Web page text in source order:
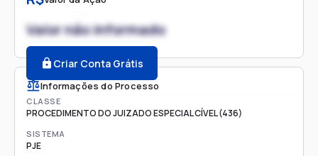
Valor não informado
Criar Conta Grátis
Informações do Processo
CLASSE
PROCEDIMENTO DO JUIZADO ESPECIAL CÍVEL (436)
SISTEMA
PJE